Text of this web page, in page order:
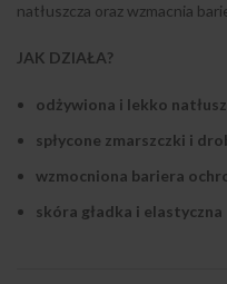
natłuszcza oraz wzmacnia
JAK DZIAŁA?
odżywiona i lekko
spłycone zmarszczki i
wzmocniona bariera
skóra gładka i elastyczna